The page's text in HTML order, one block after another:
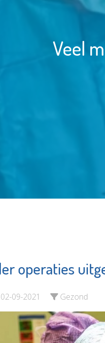
Veel
operaties
02-09-2021 Gezond